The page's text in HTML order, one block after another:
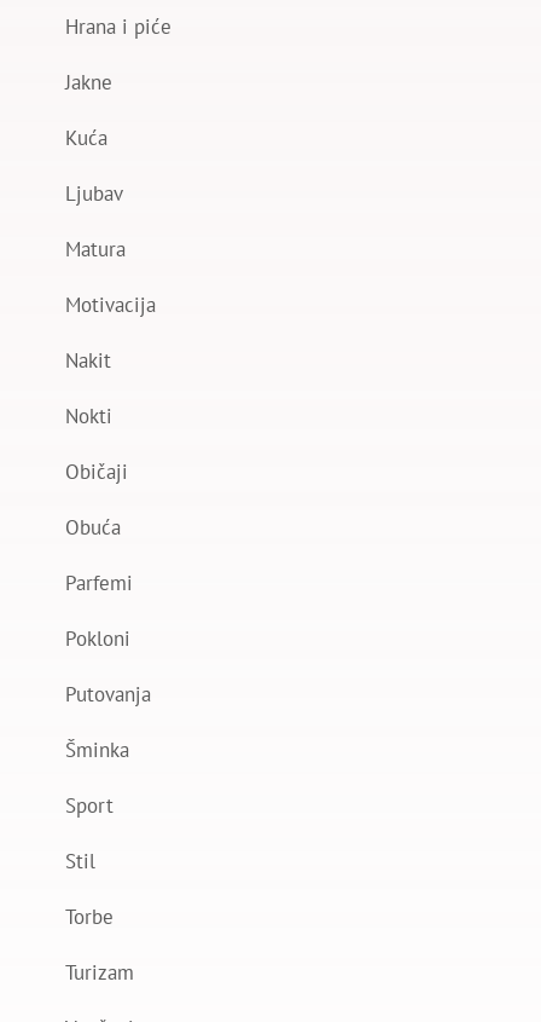
Hrana i piće
Jakne
Kuća
Ljubav
Matura
Motivacija
Nakit
Nokti
Običaji
Obuća
Parfemi
Pokloni
Putovanja
Šminka
Sport
Stil
Torbe
Turizam